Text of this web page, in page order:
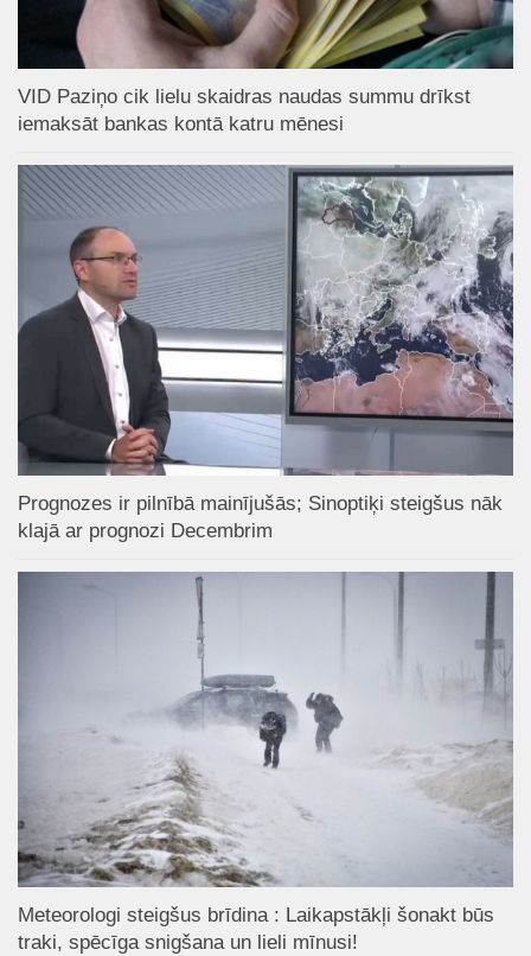
VID Paziņo cik lielu skaidras naudas summu drīkst
iemaksāt bankas kontā katru mēnesi
Prognozes ir pilnībā mainījušās; Sinoptiķi steigšus nāk
klajā ar prognozi Decembrim
Meteorologi steigšus brīdina : Laikapstākļi šonakt būs
traki, spēcīga snigšana un lieli mīnusi!